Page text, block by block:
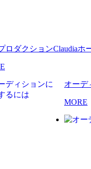
ロダクションClaudiaホ
オーデ
MORE